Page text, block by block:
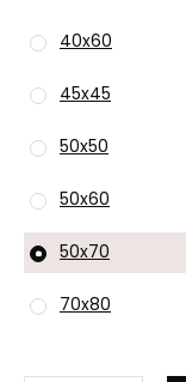
40x60
45x45
50x50
50x60
50x70
70x80